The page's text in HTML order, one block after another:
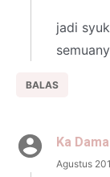
jadi
BALAS
Ka
Agustus